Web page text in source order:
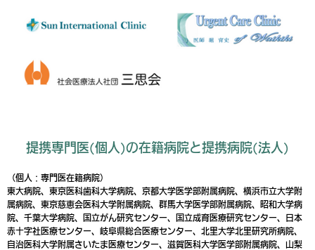
提携専門医(個人)の在籍病院と提携病院(法人)
（個人：専門医在籍病院）
東大病院、東京医科歯科大学病院、京都大学医学部附属病院、横浜市立大学附
属病院、東京慈恵会医科大学附属病院、群馬大学医学部附属病院、昭和大学病
院、千葉大学病院、国立がん研究センター、国立成育医療研究センター、日本
赤十字社医療センター、岐阜県総合医療センター、北里大学北里研究所病院、
自治医科大学附属さいたま医療センター、滋賀医科大学医学部附属病院、山梨